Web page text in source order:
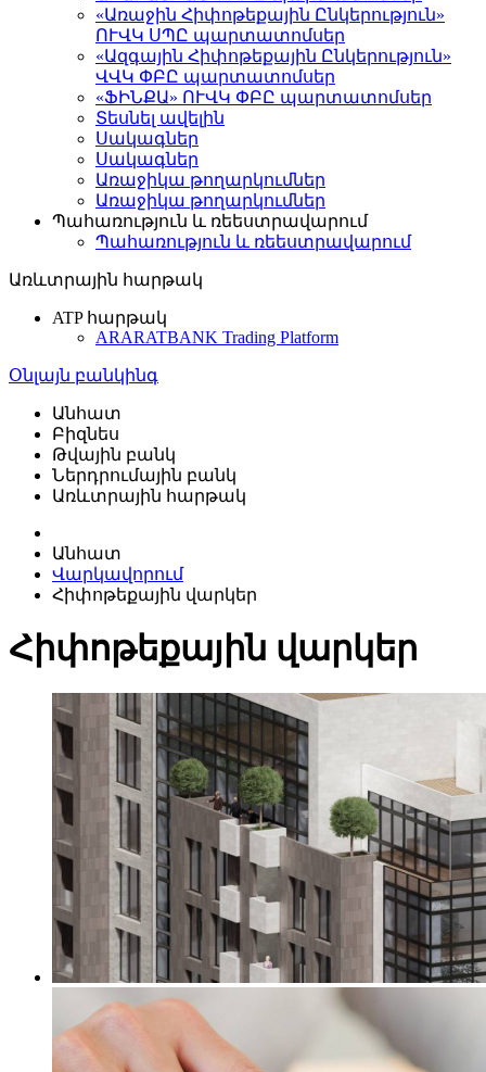
«Առաջին Հիփոթեքային Ընկերություն»
ՈՒՎԿ ՍՊԸ պարտատոմսեր
«Ազգային Հիփոթեքային Ընկերություն»
ՎՎԿ ՓԲԸ պարտատոմսեր
«ՖԻՆՔԱ» ՈՒՎԿ ՓԲԸ պարտատոմսեր
Տեսնել ավելին
Սակագներ
Սակագներ
Առաջիկա թողարկումներ
Առաջիկա թողարկումներ
Պահառություն և ռեեստրավարում
Պահառություն և ռեեստրավարում
Առևտրային հարթակ
ATP հարթակ
ARARATBANK Trading Platform
Օնլայն բանկինգ
Անհատ
Բիզնես
Թվային բանկ
Ներդրումային բանկ
Առևտրային հարթակ
Անհատ
Վարկավորում
Հիփոթեքային վարկեր
Հիփոթեքային վարկեր